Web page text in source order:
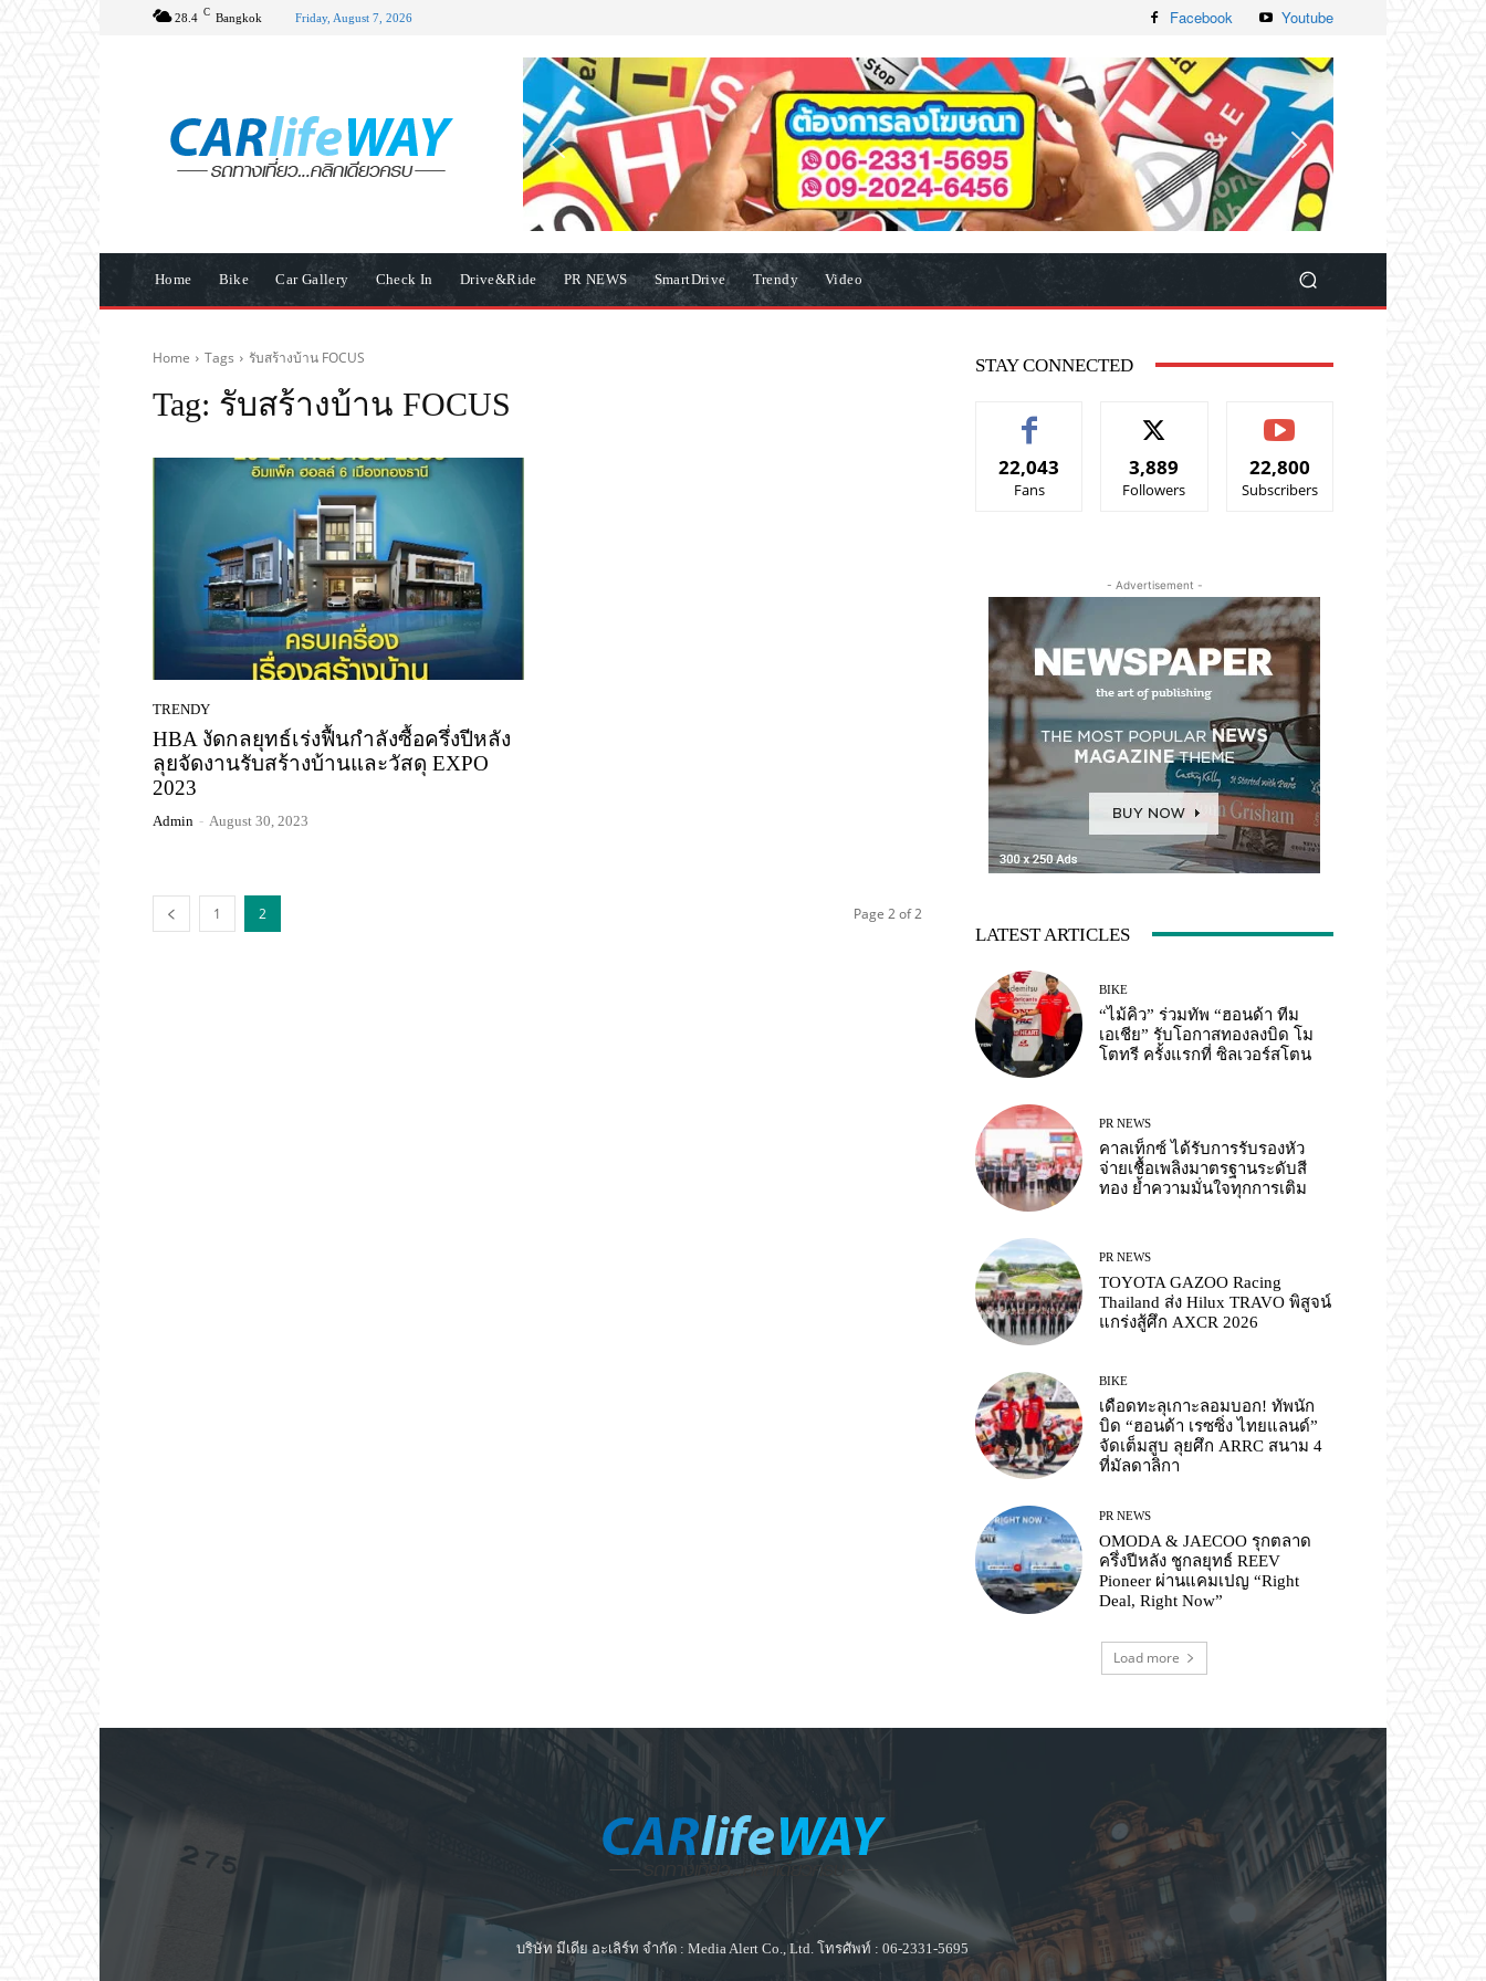
28.4 C Bangkok Friday, August 7, 2026 Facebook Youtube
Home Bike Car Gallery Check In Drive&Ride PR NEWS SmartDrive Trendy Video
Home Tags รับสร้างบ้าน FOCUS
Tag: รับสร้างบ้าน FOCUS
TRENDY
HBA งัดกลยุทธ์เร่งฟื้นกำลังซื้อครึ่งปีหลัง
ลุยจัดงานรับสร้างบ้านและวัสดุ EXPO
2023
Admin - August 30, 2023
1 2 Page 2 of 2
STAY CONNECTED
22,043
Fans
3,889
Followers
22,800
Subscribers
- Advertisement -
LATEST ARTICLES
BIKE
“ไม้คิว” ร่วมทัพ “ฮอนด้า ทีม
เอเชีย” รับโอกาสทองลงบิด โม
โตทรี ครั้งแรกที่ ซิลเวอร์สโตน
PR NEWS
คาลเท็กซ์ ได้รับการรับรองหัว
จ่ายเชื้อเพลิงมาตรฐานระดับสี
ทอง ย้ำความมั่นใจทุกการเติม
PR NEWS
TOYOTA GAZOO Racing
Thailand ส่ง Hilux TRAVO พิสูจน์
แกร่งสู้ศึก AXCR 2026
BIKE
เดือดทะลุเกาะลอมบอก! ทัพนัก
บิด “ฮอนด้า เรซซิ่ง ไทยแลนด์”
จัดเต็มสูบ ลุยศึก ARRC สนาม 4
ที่มัลดาลิกา
PR NEWS
OMODA & JAECOO รุกตลาด
ครึ่งปีหลัง ชูกลยุทธ์ REEV
Pioneer ผ่านแคมเปญ “Right
Deal, Right Now”
Load more
บริษัท มีเดีย อะเลิร์ท จำกัด : Media Alert Co., Ltd. โทรศัพท์ : 06-2331-5695